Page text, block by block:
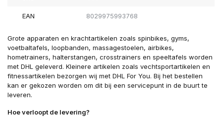
EAN 8029975993768
Grote apparaten en krachtartikelen zoals spinbikes, gyms,
voetbaltafels, loopbanden, massagestoelen, airbikes,
hometrainers, halterstangen, crosstrainers en speeltafels worden
met DHL geleverd. Kleinere artikelen zoals vechtsportartikelen en
fitnessartikelen bezorgen wij met DHL For You. Bij het bestellen
kan er gekozen worden om dit bij een servicepunt in de buurt te
leveren.
Hoe verloopt de levering?